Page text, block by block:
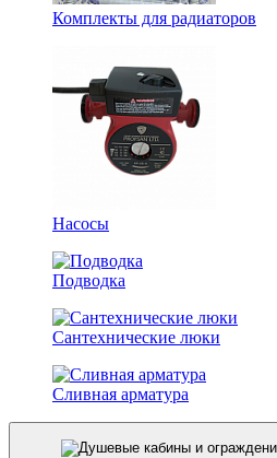
Комплекты для радиаторов
Насосы
Подводка
Сантехнические люки
Сливная арматура